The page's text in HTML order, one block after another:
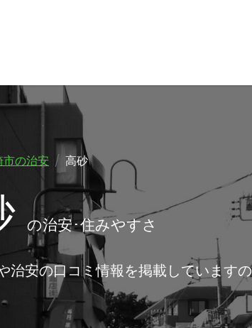
市の治安 高砂
の治安･住みやすさ
治安の口コミ情報を掲載しています